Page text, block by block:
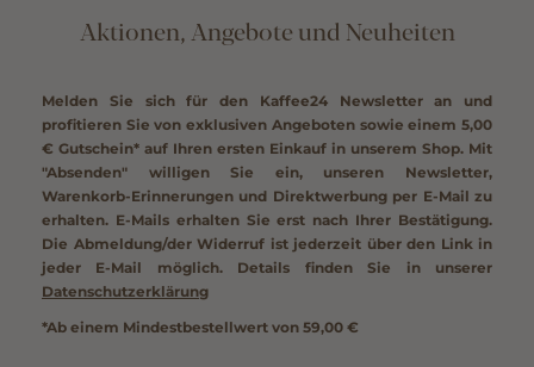
Aktionen, Angebote und Neuheiten
Melden Sie sich für den Kaffee24 Newsletter an und
profitieren Sie von exklusiven Angeboten sowie einem 5,00
€ Gutschein* auf Ihren ersten Einkauf in unserem Shop. Mit
"Absenden" willigen Sie ein, unseren Newsletter,
Warenkorb-Erinnerungen und Direktwerbung per E-Mail zu
erhalten. E-Mails erhalten Sie erst nach Ihrer Bestätigung.
Die Abmeldung/der Widerruf ist jederzeit über den Link in
jeder E-Mail möglich. Details finden Sie in unserer
Datenschutzerklärung
*Ab einem Mindestbestellwert von 59,00 €